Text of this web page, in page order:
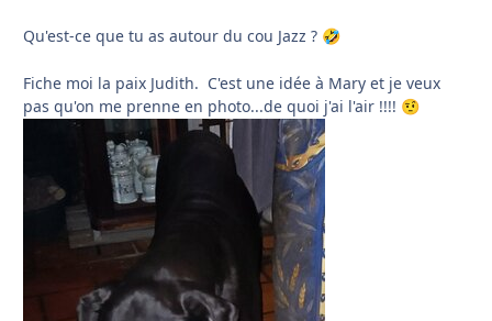
Qu'est-ce que tu as autour du cou Jazz ? 🤣
Fiche moi la paix Judith. C'est une idée à Mary et je veux
pas qu'on me prenne en photo...de quoi j'ai l'air !!!! 🤨